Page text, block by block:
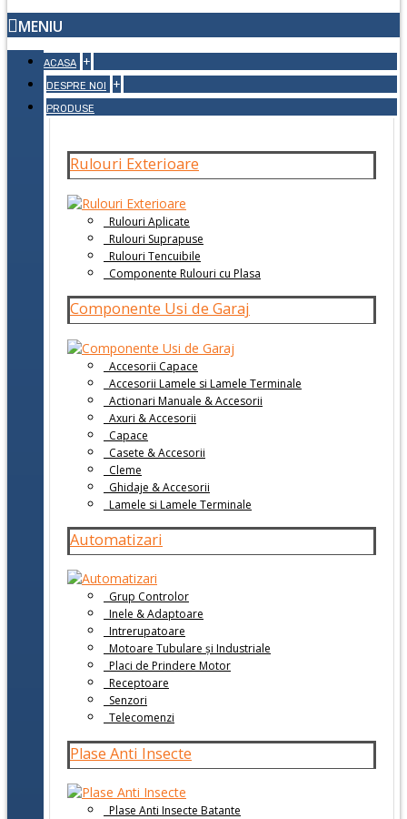
MENIU
ACASA +
DESPRE NOI +
PRODUSE
Rulouri Exterioare
Rulouri Aplicate
Rulouri Suprapuse
Rulouri Tencuibile
Componente Rulouri cu Plasa
Componente Usi de Garaj
Accesorii Capace
Accesorii Lamele si Lamele Terminale
Actionari Manuale & Accesorii
Axuri & Accesorii
Capace
Casete & Accesorii
Cleme
Ghidaje & Accesorii
Lamele si Lamele Terminale
Automatizari
Grup Controlor
Inele & Adaptoare
Intrerupatoare
Motoare Tubulare și Industriale
Placi de Prindere Motor
Receptoare
Senzori
Telecomenzi
Plase Anti Insecte
Plase Anti Insecte Batante